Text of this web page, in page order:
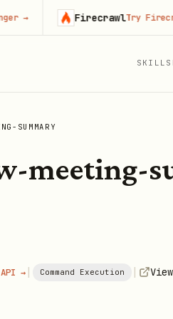
SKILLS
SUMMARY
meeting-
→ | Command Execution |
FirecrawlTry Firecrawl